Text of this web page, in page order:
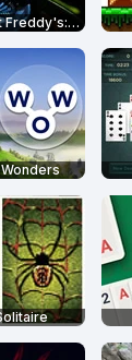
Five Nights at Freddy's: Sister Location